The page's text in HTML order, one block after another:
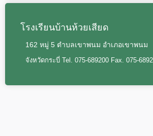
โรงเรียนบ้านห้วยเสียด
162 หมู่ 5 ตำบลเขาพนม อำเภอเขาพนม
จังหวัดกระบี่ Tel. 075-689200 Fax. 075-